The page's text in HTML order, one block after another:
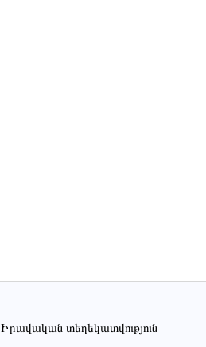
Իրավական տեղեկատվություն